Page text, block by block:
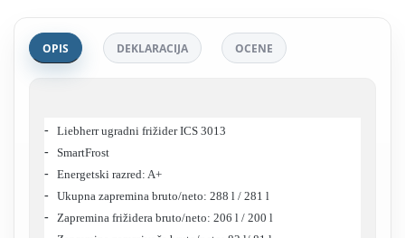
OPIS DEKLARACIJA OCENE
Liebherr ugradni frižider ICS 3013
SmartFrost
Energetski razred: A+
Ukupna zapremina bruto/neto: 288 l / 281 l
Zapremina frižidera bruto/neto: 206 l / 200 l